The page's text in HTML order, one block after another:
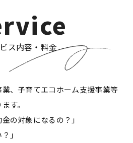
ス内容・料金
、子育てエコホーム支援事業等
す。
の対象になるの？」
」